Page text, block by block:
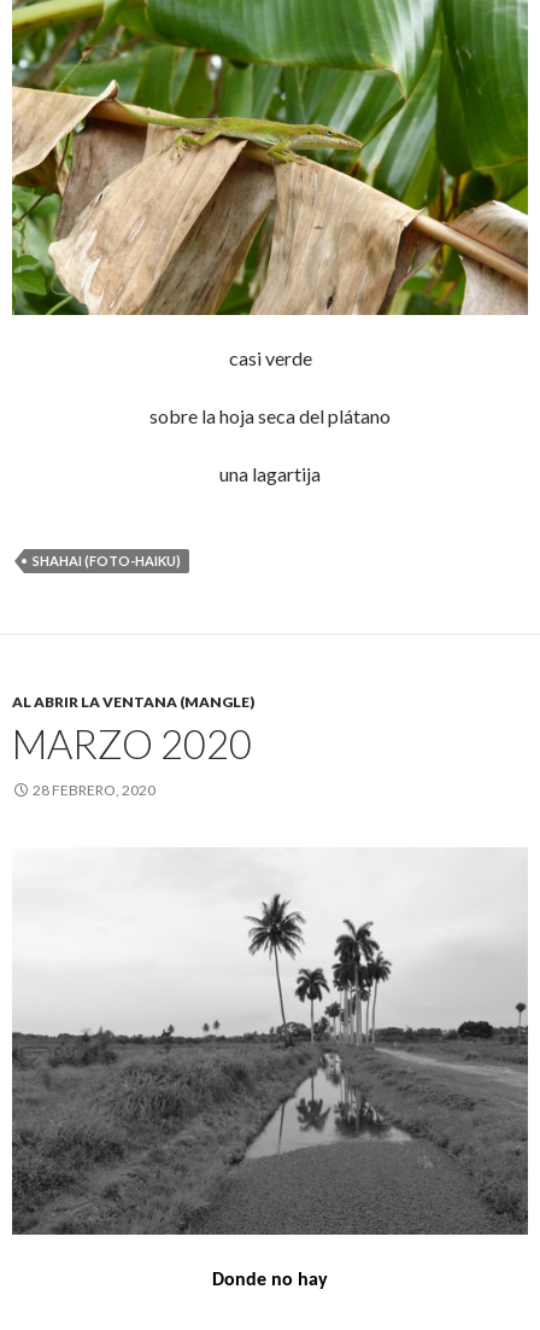
casi verde
sobre la hoja seca del plátano
una lagartija
SHAHAI (FOTO-HAIKU)
AL ABRIR LA VENTANA (MANGLE)
MARZO 2020
28 FEBRERO, 2020
Donde no hay